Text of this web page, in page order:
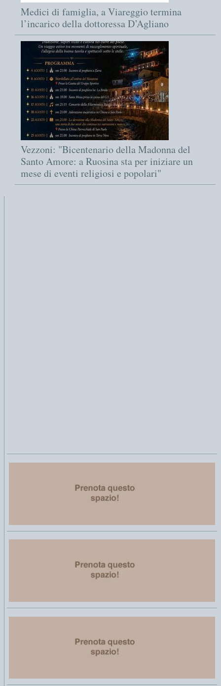
Medici di famiglia, a Viareggio termina
l’incarico della dottoressa D’Agliano
Vezzoni: "Bicentenario della Madonna del
Santo Amore: a Ruosina sta per iniziare un
mese di eventi religiosi e popolari"